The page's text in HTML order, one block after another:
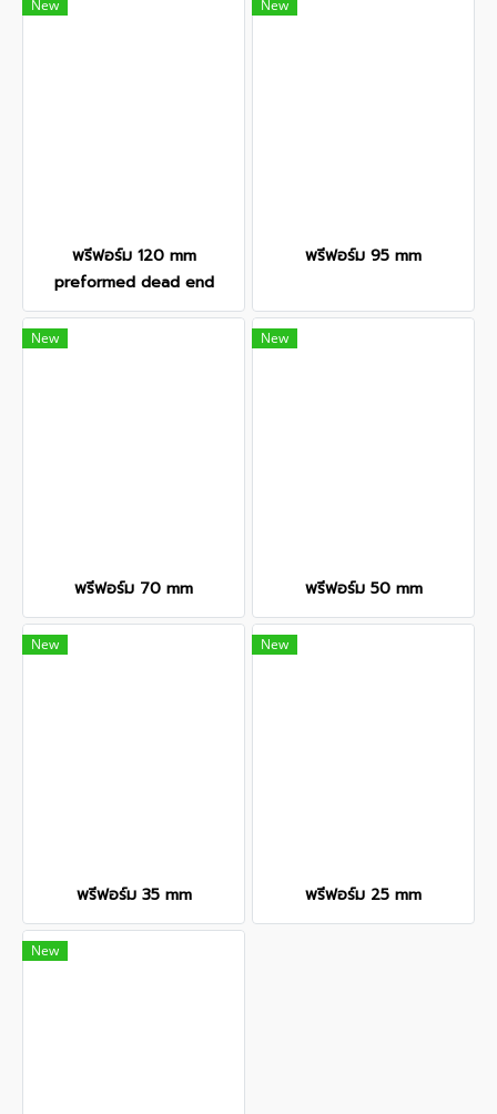
New
พรีฟอร์ม 120 mm
preformed dead end
New
พรีฟอร์ม 95 mm
New
พรีฟอร์ม 70 mm
New
พรีฟอร์ม 50 mm
New
พรีฟอร์ม 35 mm
New
พรีฟอร์ม 25 mm
New